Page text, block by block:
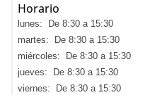
Horario
lunes: De 8:30 a 15:30
martes: De 8:30 a 15:30
miércoles: De 8:30 a 15:30
jueves: De 8:30 a 15:30
viernes: De 8:30 a 15:30